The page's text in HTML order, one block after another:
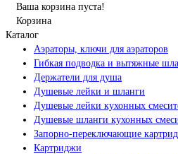
Ваша корзина пуста!
Корзина
Каталог
Аэраторы, ключи для аэраторов
Гибкая подводка и вытяжные
Держатели для душа
Душевые лейки и шланги
Душевые лейки кухонных
Душевые шланги кухонных
Запорно-переключающие
Картриджи